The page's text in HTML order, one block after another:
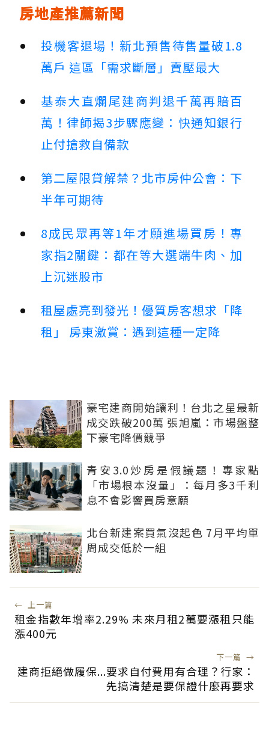
房地產推薦新聞
投機客退場！新北預售待售量破1.8
萬戶 這區「需求斷層」賣壓最大
基泰大直爛尾建商判退千萬再賠百
萬！律師揭3步驟應變：快通知銀行
止付搶救自備款
第二屋限貸解禁？北市房仲公會：下
半年可期待
8成民眾再等1年才願進場買房！專
家指2關鍵：都在等大選端牛肉、加
上沉迷股市
租屋處亮到發光！優質房客想求「降
租」 房東激賞：遇到這種一定降
豪宅建商開始讓利！台北之星最新
成交跌破200萬 張旭嵐：市場盤整
下豪宅降價競爭
青安3.0炒房是假議題！專家點
「市場根本沒量」：每月多3千利
息不會影響買房意願
北台新建案買氣沒起色 7月平均單
周成交低於一組
← 上一篇
租金指數年增率2.29% 未來月租2萬要漲租只能
漲400元
下一篇 →
建商拒絕做履保...要求自付費用有合理？行家：
先搞清楚是要保證什麼再要求